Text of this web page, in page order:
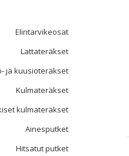
Elintarvikeosat
Lattateräkset
ja kuusioteräkset
Kulmateräkset
kulmateräkset
Ainesputket
Hitsatut putket